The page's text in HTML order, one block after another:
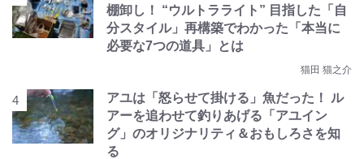
棚卸し！ “ウルトラライト” 目指した「自
分スタイル」再構築でわかった「本当に
必要な7つの道具」とは
猫田 猫之介
アユは「怒らせて掛ける」魚だった！ ル
アーを追わせて釣りあげる「アユイン
グ」のオリジナリティ＆おもしろさを知
る